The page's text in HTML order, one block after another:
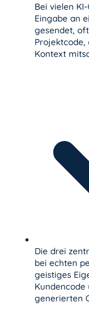
Bei vielen
Eingabe an
gesendet,
Projektcode,
Kontext
Die drei
bei echten
geistiges
generierten